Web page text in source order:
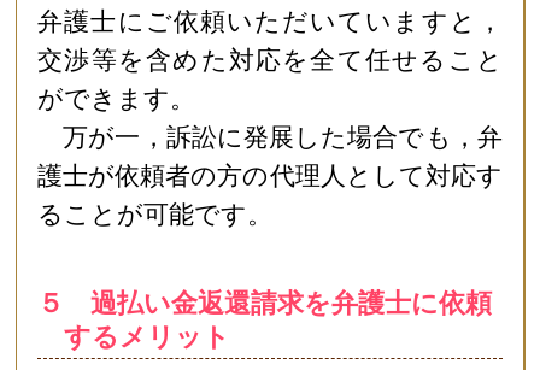
弁護士にご依頼いただいていますと，
交渉等を含めた対応を全て任せること
ができます。
万が一，訴訟に発展した場合でも，弁
護士が依頼者の方の代理人として対応す
ることが可能です。
５ 過払い金返還請求を弁護士に依頼
するメリット